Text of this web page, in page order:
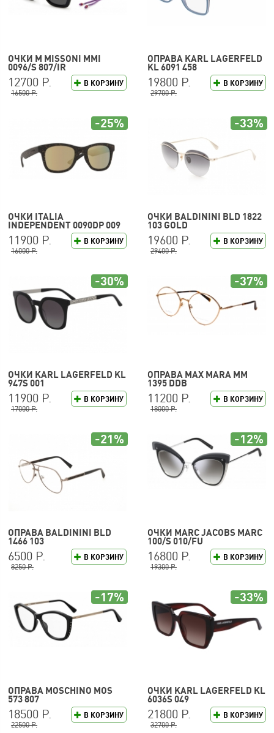
ОЧКИ M MISSONI MMI
0096/S 807/IR
В КОРЗИНУ
12700 Р.
16500 Р.
ОПРАВА KARL LAGERFELD
KL 6091 458
В КОРЗИНУ
19800 Р.
29700 Р.
ОЧКИ ITALIA
INDEPENDENT 0090DP 009
120
В КОРЗИНУ
11900 Р.
16000 Р.
-25%
ОЧКИ BALDININI BLD 1822
103 GOLD
В КОРЗИНУ
19600 Р.
29400 Р.
-33%
ОЧКИ KARL LAGERFELD KL
947S 001
В КОРЗИНУ
11900 Р.
17000 Р.
-30%
ОПРАВА MAX MARA MM
1395 DDB
В КОРЗИНУ
11200 Р.
18000 Р.
-37%
ОПРАВА BALDININI BLD
1466 103
В КОРЗИНУ
6500 Р.
8250 Р.
-21%
ОЧКИ MARC JACOBS MARC
100/S 010/FU
В КОРЗИНУ
16800 Р.
19300 Р.
-12%
ОПРАВА MOSCHINO MOS
573 807
В КОРЗИНУ
18500 Р.
22500 Р.
-17%
ОЧКИ KARL LAGERFELD KL
6036S 049
В КОРЗИНУ
21800 Р.
32700 Р.
-33%